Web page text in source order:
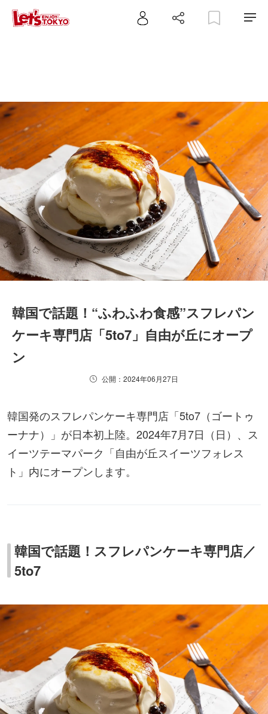
韓国で話題！“ふわふわ食感”スフレパン
ケーキ専門店「5to7」自由が丘にオープ
ン
公開：2024年06月27日
韓国発のスフレパンケーキ専門店「5to7（ゴートゥ
ーナナ）」が日本初上陸。2024年7月7日（日）、ス
イーツテーマパーク「自由が丘スイーツフォレス
ト」内にオープンします。
韓国で話題！スフレパンケーキ専門店／
5to7